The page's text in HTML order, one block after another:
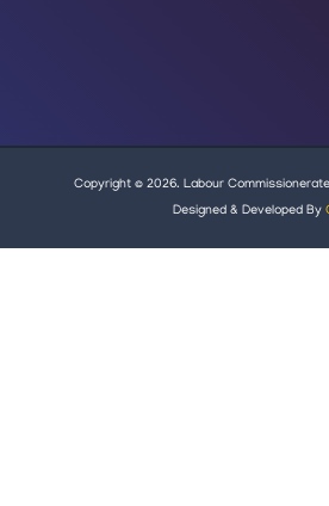
Copyright © 2026. Labour
Designed & Developed By